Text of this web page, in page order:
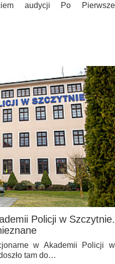
audycji Po Pierwsze
Policji w Szczytnie.
w Akademii Policji w
tam do…